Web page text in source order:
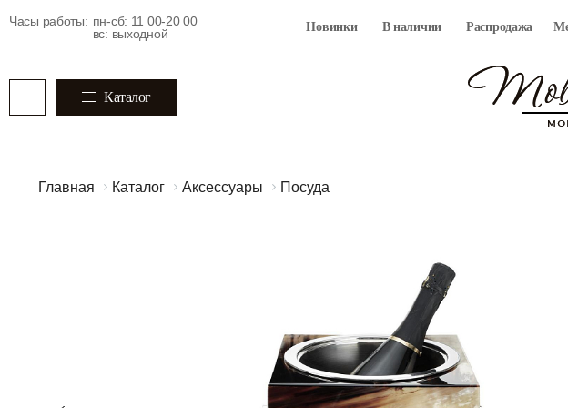
Часы работы: пн-сб: 11 00-20 00
вс: выходной
Новинки В наличии Распродажа
Каталог
Главная Каталог Аксессуары Посуда